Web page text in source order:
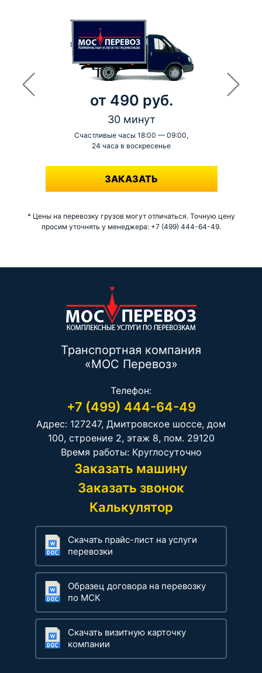
от 490 руб.
30 минут
Счастливые часы 18:00 — 09:00,
24 часа в воскресенье
-
ЗАКАЗАТЬ
* Цены на перевозку грузов могут отличаться. Точную цену
просим уточнять у менеджера: +7 (499) 444-64-49.
Транспортная компания
«МОС Перевоз»
Телефон:
+7 (499) 444-64-49
Адрес: 127247, Дмитровское шоссе, дом
100, строение 2, этаж 8, пом. 29120
Время работы: Круглосуточно
Заказать машину
Заказать звонок
Калькулятор
Скачать прайс-лист на услуги
перевозки
Образец договора на перевозку
по МСК
Скачать визитную карточку
компании